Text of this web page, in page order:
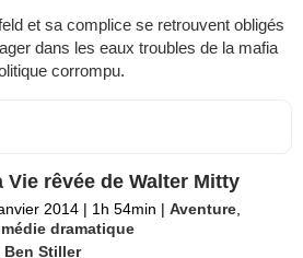
et sa complice se retrouvent obligés
dans les eaux troubles de la mafia
corrompu.
Vie rêvée de Walter Mitty
2014 | 1h 54min | Aventure
dramatique
Ben Stiller